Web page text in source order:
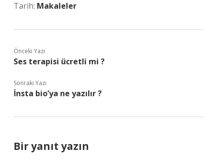
Tarih: Makaleler
Önceki Yazı
Ses terapisi ücretli mi ?
Sonraki Yazı
İnsta bio’ya ne yazılır ?
Bir yanıt yazın